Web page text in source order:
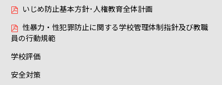
いじめ防止基本方針･人権教育全体計画
性暴力・性犯罪防止に関する学校管理体制指針及び教職
員の行動規範
学校評価
安全対策